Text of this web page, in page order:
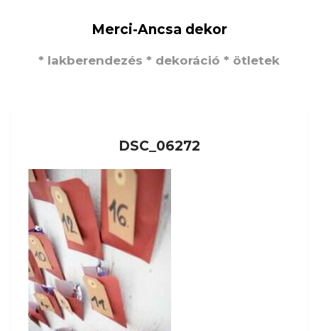
Merci-Ancsa dekor
* lakberendezés * dekoráció * ötletek
DSC_06272